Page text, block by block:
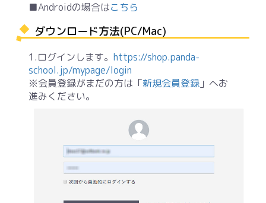
■Androidの場合はこちら
ダウンロード方法(PC/Mac)
1.ログインします。https://shop.panda-
school.jp/mypage/login
※会員登録がまだの方は「新規会員登録 」へお
進みください。